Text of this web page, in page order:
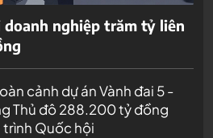
doanh nghiệp trăm tỷ liên
cảnh dự án Vành đai 5 -
Thủ đô 288.200 tỷ đồng
trình Quốc hội